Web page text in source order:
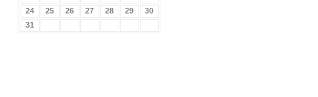
24
25 26 27 28 29
30
31